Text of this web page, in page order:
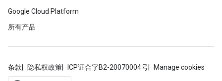
Google Cloud Platform
所有产品
条款 隐私权政策 ICP证合字B2-20070004号 Manage cookies